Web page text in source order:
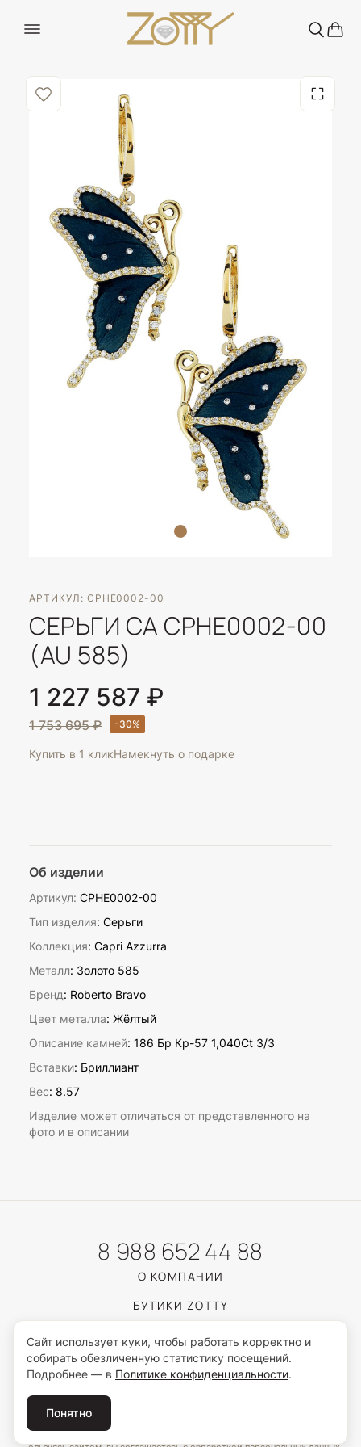
АРТИКУЛ: CPHE0002-00
СЕРЬГИ CA CPHE0002-00
(AU 585)
1 227 587 ₽
1 753 695 ₽
Купить в 1 кликНамекнуть о подарке
Об изделии
Артикул: CPHE0002-00
Тип изделия: Серьги
Коллекция: Capri Azzurra
Металл: Золото 585
Бренд: Roberto Bravo
Цвет металла: Жёлтый
Описание камней: 186 Бр Кр-57 1,040Ct 3/3
Вставки: Бриллиант
Вес: 8.57
Изделие может отличаться от представленного на
фото и в описании
8 988 652 44 88
О КОМПАНИИ
БУТИКИ ZOTTY
КАТАЛОГ
ЮВЕЛИРНЫЙ ГИД
Сайт использует куки, чтобы работать корректно и
собирать обезличенную статистику посещений.
Подробнее — в Политике конфиденциальности.
Понятно